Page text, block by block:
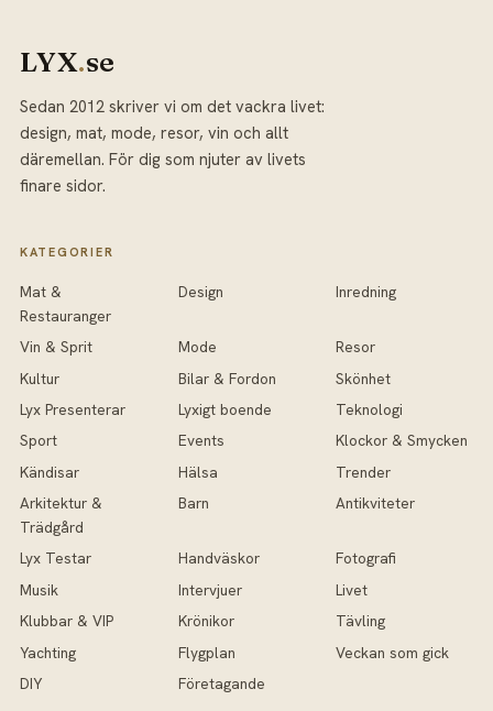
LYX.se
Sedan 2012 skriver vi om det vackra livet:
design, mat, mode, resor, vin och allt
däremellan. För dig som njuter av livets
finare sidor.
KATEGORIER
Mat &
Restauranger
Design Inredning
Vin & Sprit Mode
Resor
Kultur
Bilar & Fordon
Skönhet
Lyx Presenterar
Lyxigt boende
Teknologi
Sport
Events
Klockor & Smycken
Kändisar
Hälsa
Trender
Arkitektur &
Trädgård
Barn Antikviteter
Lyx Testar Handväskor
Fotografi
Musik
Intervjuer
Livet
Klubbar & VIP
Krönikor
Tävling
Yachting
Flygplan
Veckan som gick
DIY
Företagande